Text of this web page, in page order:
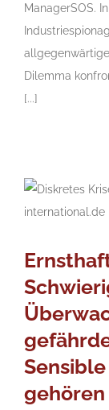
ManagerSOS.
Dilemma
[...]
gehören